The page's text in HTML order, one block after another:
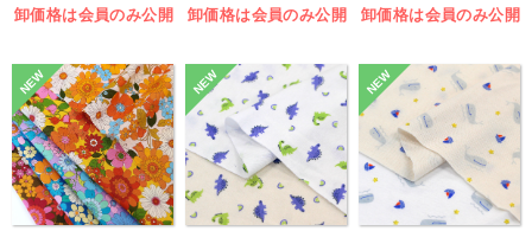
卸価格は会員のみ公開 卸価格は会員のみ公開 卸価格は会員のみ公開
NEW NEW NEW